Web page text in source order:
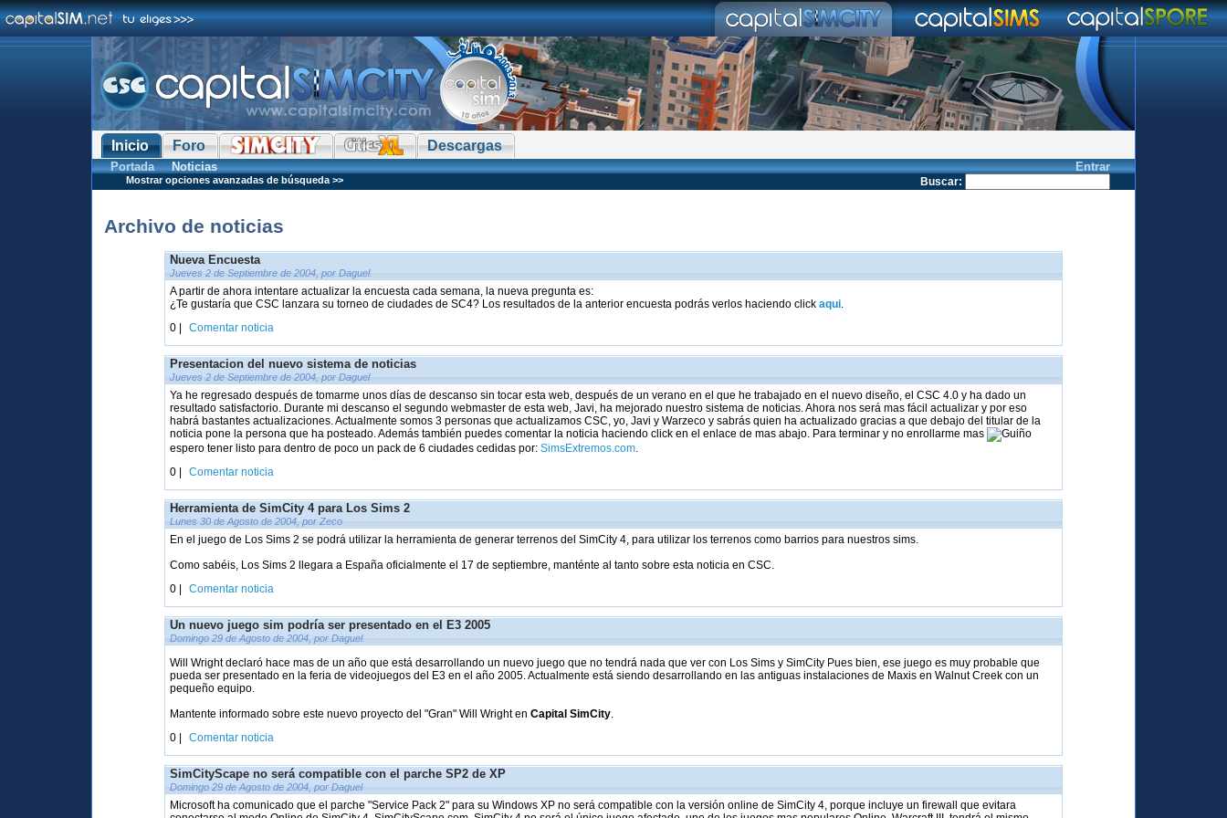
Inicio Foro Descargas
Entrar
Portada Noticias
Buscar:
Mostrar opciones avanzadas de búsqueda >>
Archivo de noticias
Nueva Encuesta
Jueves 2 de Septiembre de 2004, por Daguel
A partir de ahora intentare actualizar la encuesta cada semana, la nueva pregunta es:
¿Te gustaría que CSC lanzara su torneo de ciudades de SC4? Los resultados de la anterior encuesta podrás verlos haciendo clickaqui.
0 |
Comentar noticia
Presentacion del nuevo sistema de noticias
Jueves 2 de Septiembre de 2004, por Daguel
Ya he regresado después de tomarme unos días de descanso sin tocar esta web, después de un verano en el que he trabajado en el nuevo diseño, el CSC 4.0 y ha dado un
resultado satisfactorio. Durante mi descanso el segundo webmaster de esta web, Javi, ha mejorado nuestro sistema de noticias. Ahora nos será mas fácil actualizar y por eso
habrá bastantes actualizaciones. Actualmente somos 3 personas que actualizamos CSC, yo, Javi y Warzeco y sabrás quien ha actualizado gracias a que debajo del titular de la
noticia pone la persona que ha posteado. Además también puedes comentar la noticia haciendo click en el enlace de mas abajo. Para terminar y no enrollarme mas
espero tener listo para dentro de poco un pack de 6 ciudades cedidas por:SimsExtremos.com.
0 |
Comentar noticia
Herramienta de SimCity 4 para Los Sims 2
Lunes 30 de Agosto de 2004, por Zeco
En el juego de Los Sims 2 se podrá utilizar la herramienta de generar terrenos del SimCity 4, para utilizar los terrenos como barrios para nuestros sims.
Como sabéis, Los Sims 2 llegara a España oficialmente el 17 de septiembre, manténte al tanto sobre esta noticia en CSC.
0 |
Comentar noticia
Un nuevo juego sim podría ser presentado en el E3 2005
Domingo 29 de Agosto de 2004, por Daguel
Will Wright declaró hace mas de un año que está desarrollando un nuevo juego que no tendrá nada que ver con Los Sims y SimCity Pues bien, ese juego es muy probable que
pueda ser presentado en la feria de videojuegos del E3 en el año 2005. Actualmente está siendo desarrollando en las antiguas instalaciones de Maxis en Walnut Creek con un
pequeño equipo.
Mantente informado sobre este nuevo proyecto del "Gran" Will Wright enCapital SimCity.
0 |
Comentar noticia
SimCityScape no será compatible con el parche SP2 de XP
Domingo 29 de Agosto de 2004, por Daguel
Microsoft ha comunicado que el parche "Service Pack 2" para su Windows XP no será compatible con la versión online de SimCity 4, porque incluye un firewall que evitara